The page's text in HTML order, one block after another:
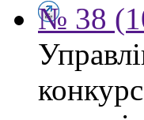
№ 38
конкурс